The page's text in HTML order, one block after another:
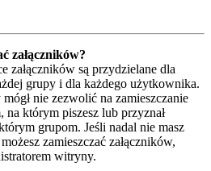
załączników?
załączników są przydzielane dla
grupy i dla każdego użytkownika.
nie zezwolić na zamieszczanie
na którym piszesz lub przyznał
grupom. Jeśli nadal nie masz
zamieszczać załączników,
witryny.